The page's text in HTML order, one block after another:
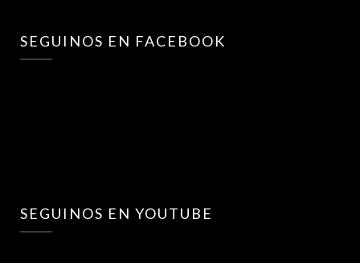
SEGUINOS EN FACEBOOK
SEGUINOS EN YOUTUBE